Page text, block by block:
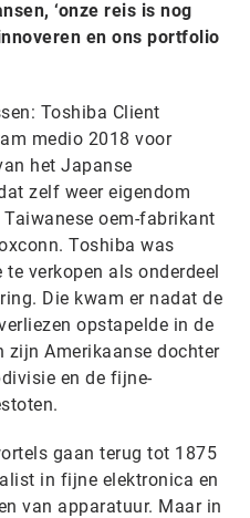
‘onze reis is nog
en ons portfolio
Toshiba Client
medio 2018 voor
het Japanse
zelf weer eigendom
oem-fabrikant
Toshiba was
verkopen als onderdeel
Die kwam er nadat de
opstapelde in de
zijn Amerikaanse dochter
en de fijne-
gaan terug tot 1875
in fijne elektronica en
van apparatuur. Maar in